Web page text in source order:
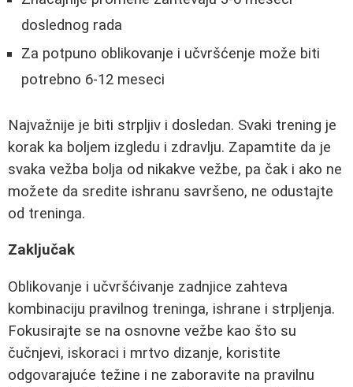
doslednog rada
Za potpuno oblikovanje i učvršćenje može biti
potrebno 6-12 meseci
Najvažnije je biti strpljiv i dosledan. Svaki trening je
korak ka boljem izgledu i zdravlju. Zapamtite da je
svaka vežba bolja od nikakve vežbe, pa čak i ako ne
možete da sredite ishranu savršeno, ne odustajte
od treninga.
Zaključak
Oblikovanje i učvršćivanje zadnjice zahteva
kombinaciju pravilnog treninga, ishrane i strpljenja.
Fokusirajte se na osnovne vežbe kao što su
čučnjevi, iskoraci i mrtvo dizanje, koristite
odgovarajuće težine i ne zaboravite na pravilnu